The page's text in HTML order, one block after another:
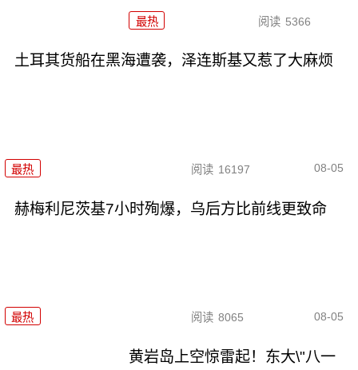
最热 阅读 5366
土耳其货船在黑海遭袭，泽连斯基又惹了大麻烦
最热 阅读 16197 08-05
赫梅利尼茨基7小时殉爆，乌后方比前线更致命
最热 阅读 8065 08-05
黄岩岛上空惊雷起！东大\"八一